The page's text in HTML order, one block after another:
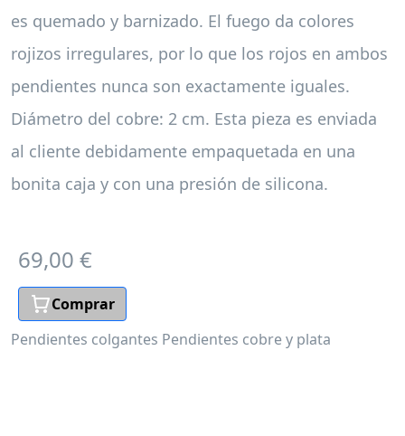
es quemado y barnizado. El fuego da colores
rojizos irregulares, por lo que los rojos en ambos
pendientes nunca son exactamente iguales.
Diámetro del cobre: 2 cm. Esta pieza es enviada
al cliente debidamente empaquetada en una
bonita caja y con una presión de silicona.
69,00 €
Comprar
Pendientes colgantes Pendientes cobre y plata